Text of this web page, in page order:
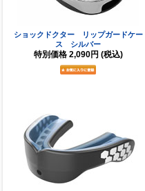
ショックドクター リップガードケー
ス シルバー
特別価格 2,090円 (税込)